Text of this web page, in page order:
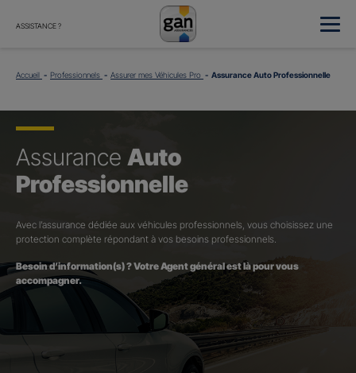
ASSISTANCE ?
Accueil Professionnels Assurer mes Véhicules Pro Assurance Auto Professionnelle
Assurance Auto
Professionnelle
Avec l’assurance dédiée aux véhicules professionnels, vous choisissez une
protection complète répondant à vos besoins professionnels.
Besoin d’information(s) ? Votre Agent général est là pour vous
accompagner.